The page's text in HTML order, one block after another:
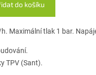
do košíku
Maximální tlak 1 bar.
TPV (Sant).